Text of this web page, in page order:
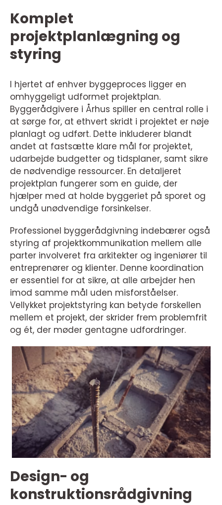
Komplet
projektplanlægning og
styring
I hjertet af enhver byggeproces ligger en
omhyggeligt udformet projektplan.
Byggerådgivere i Århus spiller en central rolle i
at sørge for, at ethvert skridt i projektet er nøje
planlagt og udført. Dette inkluderer blandt
andet at fastsætte klare mål for projektet,
udarbejde budgetter og tidsplaner, samt sikre
de nødvendige ressourcer. En detaljeret
projektplan fungerer som en guide, der
hjælper med at holde byggeriet på sporet og
undgå unødvendige forsinkelser.
Professionel byggerådgivning indebærer også
styring af projektkommunikation mellem alle
parter involveret fra arkitekter og ingeniører til
entreprenører og klienter. Denne koordination
er essentiel for at sikre, at alle arbejder hen
imod samme mål uden misforståelser.
Vellykket projektstyring kan betyde forskellen
mellem et projekt, der skrider frem problemfrit
og ét, der møder gentagne udfordringer.
Design- og
konstruktionsrådgivning